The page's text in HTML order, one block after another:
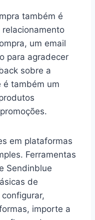
também é
um email
para agradecer
sobre a
é também um
em plataformas
Ferramentas
Sendinblue
de
importe a